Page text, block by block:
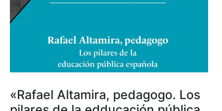
«Rafael Altamira, pedagogo. Los